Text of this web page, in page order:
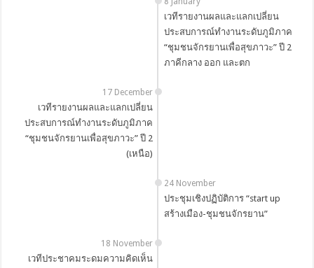
เวทีรายงานผลและแลกเปลี่ยน
ประสบการณ์ทำงานระดับภูมิภาค
“ชุมชนจักรยานเพื่อสุขภาวะ” ปี 2
ภาคีกลาง ออก และตก
17 December
เวทีรายงานผลและแลกเปลี่ยน
ประสบการณ์ทำงานระดับภูมิภาค
“ชุมชนจักรยานเพื่อสุขภาวะ” ปี 2
(เหนือ)
24 November
ประชุมเชิงปฏิบัติการ “start up
สร้างเมือง-ชุมชนจักรยาน”
18 November
เวทีประชาคมระดมความคิดเห็น